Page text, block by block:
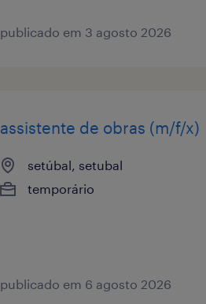
publicado em 3 agosto 2026
assistente de obras (m/f/x)
setúbal, setubal
temporário
publicado em 6 agosto 2026